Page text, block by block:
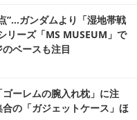
”…ガンダムより「湿地帯戦
リーズ「MS MUSEUM」で
ベースも注目
ゴーレムの腕入れ枕」に注
の「ガジェットケース」ほ